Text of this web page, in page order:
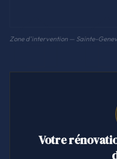
Zone d'intervention — Sainte-
Votre